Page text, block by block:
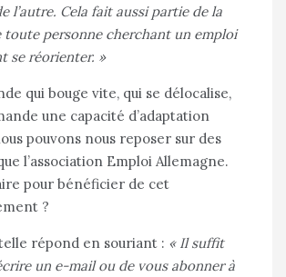
l’autre. Cela fait aussi partie de la
toute personne cherchant un emploi
se réorienter. »
qui bouge vite, qui se délocalise,
une capacité d’adaptation
pouvons nous reposer sur des
l’association Emploi Allemagne.
pour bénéficier de cet
?
répond en souriant : « Il suffit
un e-mail ou de vous abonner à